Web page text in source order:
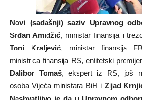
Novi (sadašnji) saziv Upravnog
Srđan Amidžić, ministar finansija i
Toni Kraljević, ministar finansija
ministrica finansija RS, entitetski
Dalibor Tomaš, ekspert iz RS, još
osoba Vijeća ministara BiH i Zijad
Neshvatljivo je da u Upravnom